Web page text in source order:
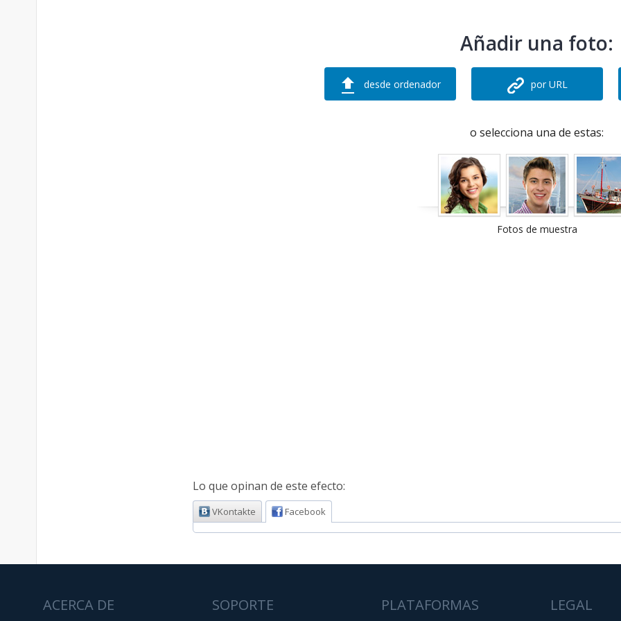
Añadir una foto:
desde ordenador por URL
o selecciona una de estas:
Fotos de muestra
Lo que opinan de este efecto:
VKontakte Facebook
ACERCA DE SOPORTE PLATAFORMAS LEGAL